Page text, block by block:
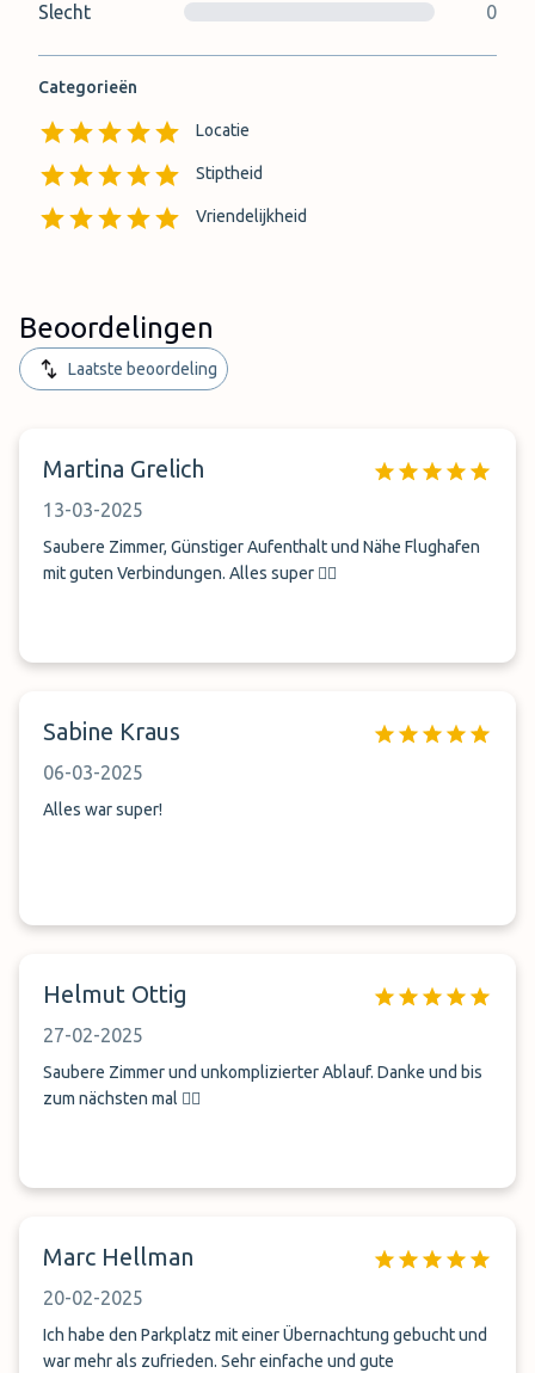
Slecht
0
Categorieën
Locatie
Stiptheid
Vriendelijkheid
Beoordelingen
Laatste beoordeling
Martina Grelich
13-03-2025
Saubere Zimmer, Günstiger Aufenthalt und Nähe Flughafen
mit guten Verbindungen. Alles super 👍🏽
Sabine Kraus
06-03-2025
Alles war super!
Helmut Ottig
27-02-2025
Saubere Zimmer und unkomplizierter Ablauf. Danke und bis
zum nächsten mal 👍🏽
Marc Hellman
20-02-2025
Ich habe den Parkplatz mit einer Übernachtung gebucht und
war mehr als zufrieden. Sehr einfache und gute